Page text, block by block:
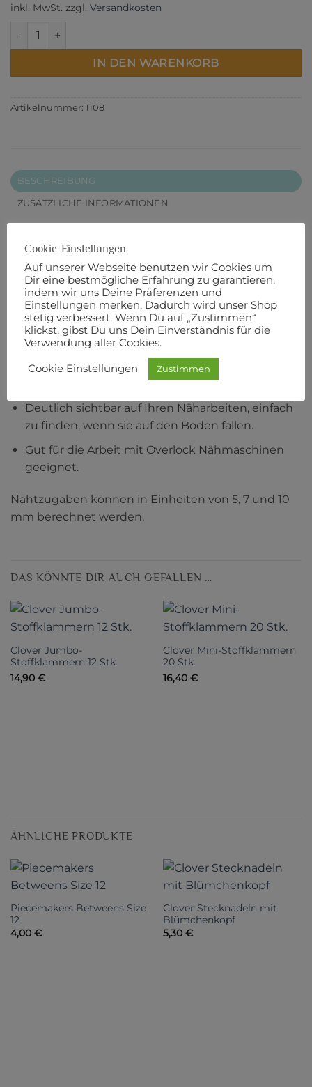
inkl. MwSt. zzgl. Versandkosten
Clover Stoffklammern 10 Stk. Menge
IN DEN WARENKORB
Artikelnummer: 1108
BESCHREIBUNG
ZUSÄTZLICHE INFORMATIONEN
Hervorragende Alternative zu Stecknadeln,
insbesondere bei der Arbeit mit Vinyl, mehreren
Stofflagen und schweren Stoffen.
Fester Halt ohne Verrutschen für mehrlagige
Flächen bei Nähprojekten, z. B. Handgriffe bei
Handtaschen, Paspeln und anderes.
Fester Halt für Quilteinfassung beim Nähen.
Deutlich sichtbar auf Ihren Näharbeiten, einfach
zu finden, wenn sie auf den Boden fallen.
Gut für die Arbeit mit Overlock Nähmaschinen
geeignet.
Nahtzugaben können in Einheiten von 5, 7 und 10
mm berechnet werden.
DAS KÖNNTE DIR AUCH GEFALLEN …
Clover Jumbo-
Stoffklammern 12 Stk.
14,90 €
Clover Mini-Stoffklammern
20 Stk.
16,40 €
ÄHNLICHE PRODUKTE
Piecemakers Betweens Size
12
4,00 €
Clover Stecknadeln mit
Blümchenkopf
5,30 €
Cookie-Einstellungen
Auf unserer Webseite benutzen wir Cookies um
Dir eine bestmögliche Erfahrung zu garantieren,
indem wir uns Deine Präferenzen und
Einstellungen merken. Dadurch wird unser Shop
stetig verbessert. Wenn Du auf „Zustimmen“
klickst, gibst Du uns Dein Einverständnis für die
Verwendung aller Cookies.
Cookie Einstellungen Zustimmen